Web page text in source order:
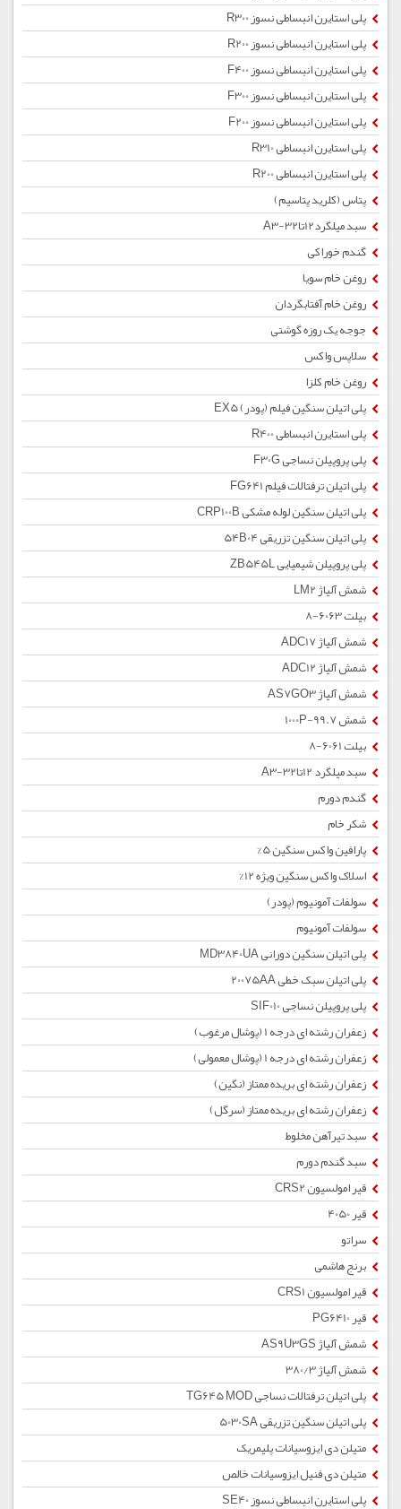
پلی استایرن انبساطی نسوز R300
پلی استایرن انبساطی نسوز R200
پلی استایرن انبساطی نسوز F400
پلی استایرن انبساطی نسوز F300
پلی استایرن انبساطی نسوز F200
پلی استایرن انبساطی R310
پلی استایرن انبساطی R200
پتاس (کلرید پتاسیم)
سبد میلگرد12تا32-A3
گندم خوراکی
روغن خام سویا
روغن خام آفتابگردان
جوجه یک روزه گوشتی
سلاپس واکس
روغن خام کلزا
پلی اتیلن سنگین فیلم (پودر) EX5
پلی استایرن انبساطی R400
پلی پروپیلن نساجی F30G
پلی اتیلن ترفتالات فیلم FG641
پلی اتیلن سنگین لوله مشکی CRP100B
پلی اتیلن سنگین تزریقی 54B04
پلی پروپیلن شیمیایی ZB545L
شمش آلیاژ LM2
بیلت 6063-8
شمش آلیاژ ADC17
شمش آلیاژ ADC12
شمش آلیاژ AS7GO3
شمش 1000P-99.7
بیلت 6061-8
سبد میلگرد 12تا32-A3
گندم دورم
شکر خام
پارافین واکس سنگین 5%
اسلاک واکس سنگین ویژه 12%
سولفات آمونیوم (پودر)
سولفات آمونیوم
پلی اتیلن سنگین دورانی MD3840UA
پلی اتیلن سبک خطی 20075AA
پلی پروپیلن نساجی SIF010
زعفران رشته ای درجه 1 (پوشال مرغوب)
زعفران رشته ای درجه 1 (پوشال معمولی)
زعفران رشته ای بریده ممتاز (نگین)
زعفران رشته ای بریده ممتاز (سرگل)
سبد تیرآهن مخلوط
سبد گندم دورم
قیر امولسیون CRS2
قیر 4050
سراتو
برنج هاشمی
قیر امولسیون CRS1
قیر PG6410
شمش آلیاژ AS9U3GS
شمش آلیاژ 380/3
پلی اتیلن ترفتالات نساجی TG645 MOD
پلی اتیلن سنگین تزریقی 5030SA
متیلن دی ایزوسیانات پلیمریک
متیلن دی فنیل ایزوسیانات خالص
پلی استایرن انبساطی نسوز SE40